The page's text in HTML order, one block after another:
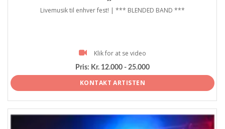
Livemusik til enhver fest! | *** BLENDED BAND ***
Klik for at se video
Pris: Kr. 12.000 - 25.000
KONTAKT ARTISTEN